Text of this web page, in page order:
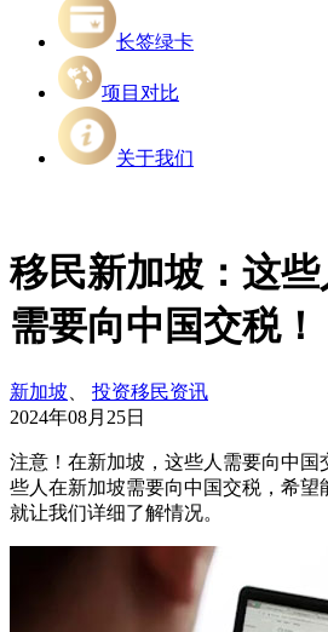
长签绿卡
项目对比
关于我们
移民新加坡：这
需要向中国交税！
新加坡
投资移民资讯
2024年08月25日
注意！在新加坡，这些人需要向中国
些人在新加坡需要向中国交税，希望
就让我们详细了解情况。